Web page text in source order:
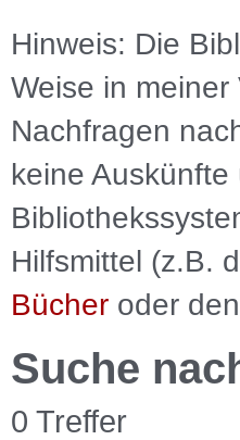
Hinweis: Die
Weise in
Nachfragen
keine
Hilfsmittel (z.B.
Bücher oder
Suche
0 Treffer